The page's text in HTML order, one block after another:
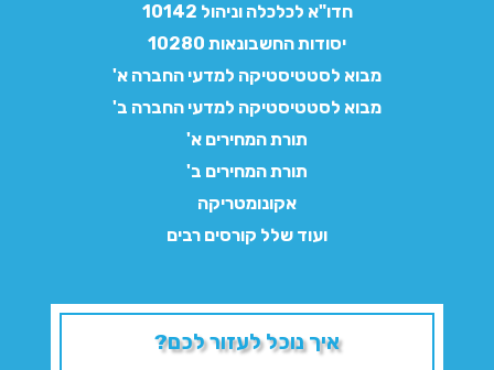
חדו"א לכלכלה וניהול 10142
יסודות החשבונאות 10280
מבוא לסטטיסטיקה למדעי החברה א'
מבוא לסטטיסטיקה למדעי החברה ב'
תורת המחירים א'
תורת המחירים ב'
אקונומטריקה
ועוד שלל קורסים רבים
איך נוכל לעזור לכם?